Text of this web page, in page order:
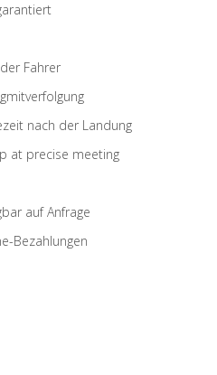
Fahrer
nach der Landung
at precise meeting
auf Anfrage
Bezahlungen